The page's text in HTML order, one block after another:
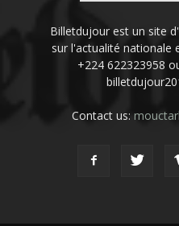
Billetdujour est un site
sur l'actualité nationale
+224 622323958
Contact us: